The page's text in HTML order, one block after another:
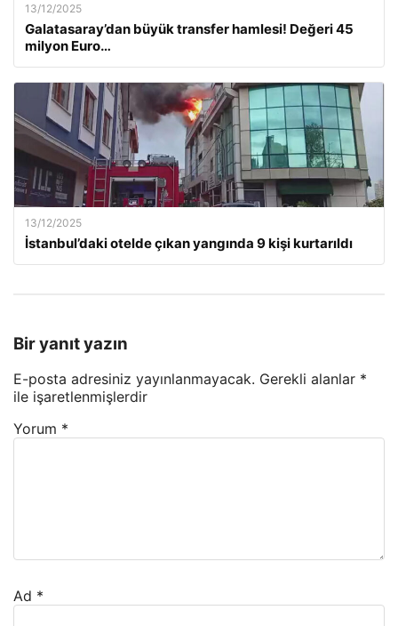
13/12/2025
Galatasaray’dan büyük transfer hamlesi! Değeri 45
milyon Euro…
13/12/2025
İstanbul’daki otelde çıkan yangında 9 kişi kurtarıldı
Bir yanıt yazın
E-posta adresiniz yayınlanmayacak. Gerekli alanlar *
ile işaretlenmişlerdir
Yorum *
Ad *